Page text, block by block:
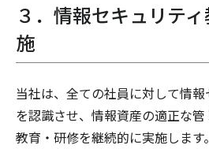
３．情報セキュリテ
施
当社は、全ての社員に対して情
を認識させ、情報資産の適正な管
教育・研修を継続的に実施します。